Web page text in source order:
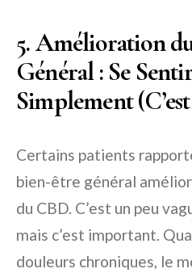
5. Amélioration
Général : Se
Simplement
Certains patients
bien-être général
du CBD. C’est un peu
mais c’est important.
douleurs chroniques, le